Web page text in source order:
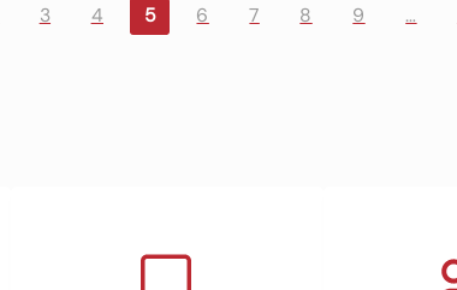
3 4 5 6 7 8 9 …